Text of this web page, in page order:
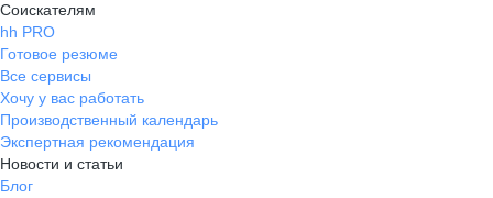
Соискателям
hh PRO
Готовое резюме
Все сервисы
Хочу у вас работать
Производственный календарь
Экспертная рекомендация
Новости и статьи
Блог